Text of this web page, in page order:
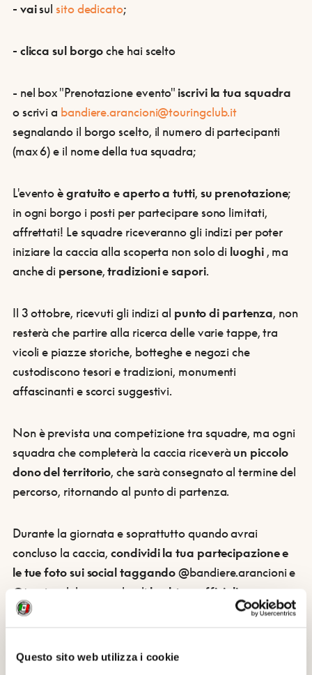
Questo sito web utilizza i cookie
- vaisulsito dedicato;
- clicca sul borgoche hai scelto
- nel box "Prenotazione evento" iscrivi la tua squadra
o scrivi a bandiere.arancioni@touringclub.it
segnalando il borgo scelto, il numero di partecipanti
(max 6) e il nome della tua squadra;
L'eventoè gratuitoeaperto a tutti, su prenotazione;
in ogni borgo i posti per partecipare sono limitati,
affrettati! Le squadre riceveranno gli indizi per poter
iniziare la caccia alla scoperta non solo di luoghi , ma
anche di persone,tradizioniesapori.
Il 3 ottobre, ricevuti gli indizi al punto di partenza, non
resterà che partire alla ricerca delle varie tappe, tra
vicoli e piazze storiche, botteghe e negozi che
custodiscono tesori e tradizioni, monumenti
affascinanti e scorci suggestivi.
Non è prevista una competizione tra squadre, ma ogni
squadra che completerà la caccia riceverà un piccolo
dono del territorio, che sarà consegnato al termine del
percorso, ritornando al punto di partenza.
Durante la giornata e soprattutto quando avrai
concluso la caccia, condividi la tua partecipazione e
le tue foto sui social taggando@bandiere.arancioni e
@touringclub e usando glihashtag ufficiali:
#tesoriarancioni #touringclubitaliano